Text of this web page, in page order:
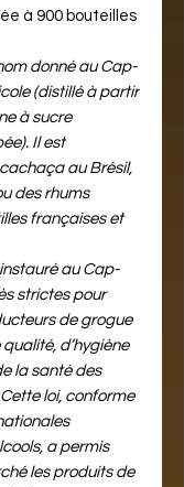
à 900 bouteilles
donné au Cap-
(distillé à partir
à sucre
Il est
au Brésil,
des rhums
françaises et
au Cap-
strictes pour
de grogue
d’hygiène
la santé des
loi, conforme
a permis
les produits de